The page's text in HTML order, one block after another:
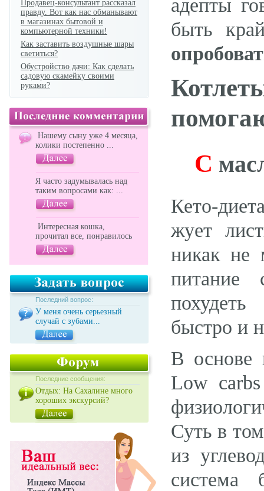
Продавец-консультант рассказал
правду. Вот как нас обманывают
в магазинах бытовой и
компьютерной техники!
Как заставить воздушные шары
светиться?
Обустройство дачи: Как сделать
садовую скамейку своими
руками?
Нашему сыну уже 4 месяца,
колики постепенно ...
Я часто задумывалась над
таким вопросами как: ...
Интересная кошка,
прочитал все, понравилось
Последний вопрос:
У меня очень серьезный
случай с зубами...
Последние сообщения:
Отдых: На Сахалине много
хороших экскурсий?
адепты
быть
C
Кето-
жует
никак не
питание
быстро и
В основе
Low
Суть в
из
система